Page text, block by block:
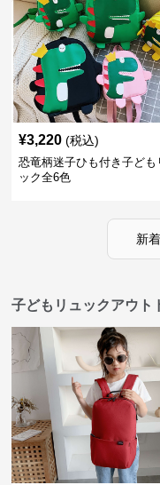
¥3,220 (税込)
恐竜柄迷子ひも付き子ども
ック全6色
新
子どもリュックアウト